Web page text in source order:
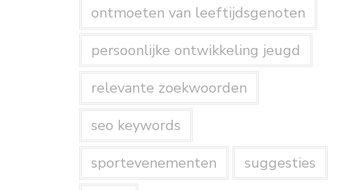
ontmoeten van leeftijdsgenoten
persoonlijke ontwikkeling jeugd
relevante zoekwoorden
seo keywords
sportevenementen
suggesties